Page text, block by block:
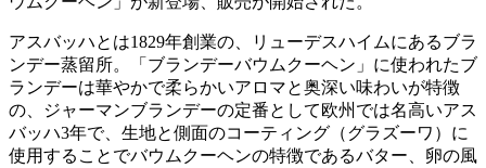
アスバッハとは1829年創業の、リューデスハイムにあるブラ
ンデー蒸留所。「ブランデーバウムクーヘン」に使われたブ
ランデーは華やかで柔らかいアロマと奥深い味わいが特徴
の、ジャーマンブランデーの定番として欧州では名高いアス
バッハ3年で、生地と側面のコーティング（グラズーワ）に
使用することでバウムクーヘンの特徴であるバター、卵の風